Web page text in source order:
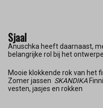
Sjaal
Anuschka heeft daarnaast,
belangrijke rol bij het
Mooie klokkende rok van het
Zomer jassen SKANDIKA
vesten, jasjes en rokken